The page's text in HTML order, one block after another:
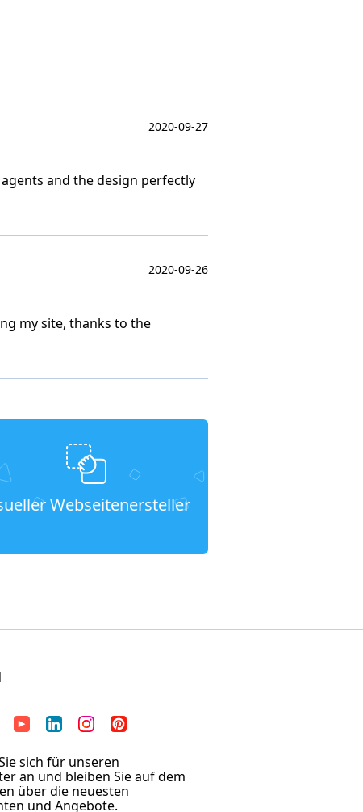
2020-09-27
and the design perfectly
2020-09-26
my site, thanks to the
Webseitenersteller
sich für unseren
an und bleiben Sie auf dem
über die neuesten
und Angebote.